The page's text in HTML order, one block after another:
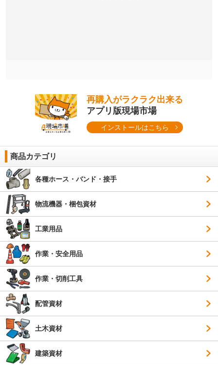
再購入がラクラク出来る
アプリ版現場市場
インストールはこちら
商品カテゴリ
各種ホース・バンド・接手
物流機器・梱包資材
工業用品
作業・安全用品
作業・切削工具
配管資材
土木資材
建築資材